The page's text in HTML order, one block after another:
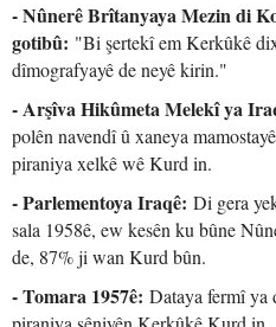
- Nûnerê Brîtanyaya Mezin di
gotibû: "Bi şertekî em Kerkûkê
dîmografyayê de neyê kirin."
- Arşîva Hikûmeta Melekî ya
polên navendî û xaneya
piraniya xelkê wê Kurd in.
- Parlementoya Iraqê: Di gera
sala 1958ê, ew kesên ku bûne
de, 87% ji wan Kurd bûn.
- Tomara 1957ê: Dataya fermî ya